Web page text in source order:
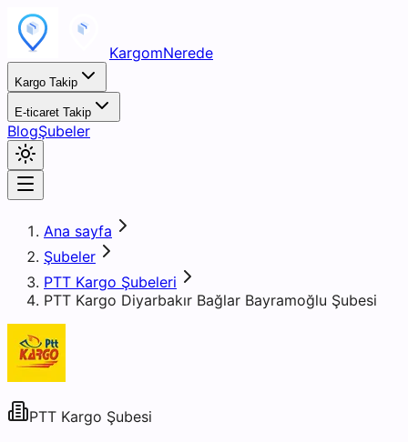
KargomNerede
Kargo Takip
E-ticaret Takip
BlogŞubeler
Ana sayfa
Şubeler
PTT Kargo Şubeleri
PTT Kargo Diyarbakır Bağlar Bayramoğlu Şubesi
PTT Kargo Şubesi